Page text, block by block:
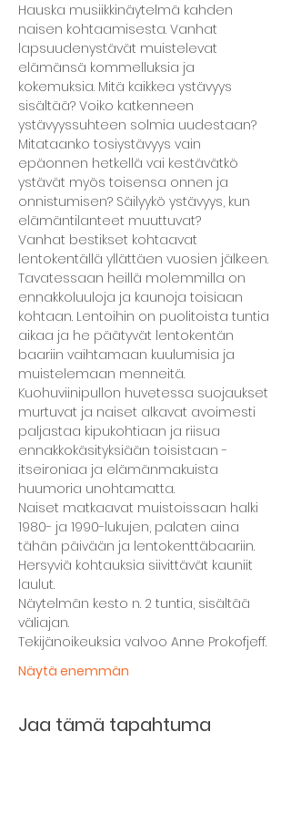
Hauska musiikkinäytelmä kahden
naisen kohtaamisesta. Vanhat
lapsuudenystävät muistelevat
elämänsä kommelluksia ja
kokemuksia. Mitä kaikkea ystävyys
sisältää? Voiko katkenneen
ystävyyssuhteen solmia uudestaan?
Mitataanko tosiystävyys vain
epäonnen hetkellä vai kestävätkö
ystävät myös toisensa onnen ja
onnistumisen? Säilyykö ystävyys, kun
elämäntilanteet muuttuvat?
Vanhat bestikset kohtaavat
lentokentällä yllättäen vuosien jälkeen.
Tavatessaan heillä molemmilla on
ennakkoluuloja ja kaunoja toisiaan
kohtaan. Lentoihin on puolitoista tuntia
aikaa ja he päätyvät lentokentän
baariin vaihtamaan kuulumisia ja
muistelemaan menneitä.
Kuohuviinipullon huvetessa suojaukset
murtuvat ja naiset alkavat avoimesti
paljastaa kipukohtiaan ja riisua
ennakkokäsityksiään toisistaan -
itseironiaa ja elämänmakuista
huumoria unohtamatta.
Naiset matkaavat muistoissaan halki
1980- ja 1990-lukujen, palaten aina
tähän päivään ja lentokenttäbaariin.
Hersyviä kohtauksia siivittävät kauniit
laulut.
Näytelmän kesto n. 2 tuntia, sisältää
väliajan.
Tekijänoikeuksia valvoo Anne Prokofjeff.
Näytä enemmän
Jaa tämä tapahtuma